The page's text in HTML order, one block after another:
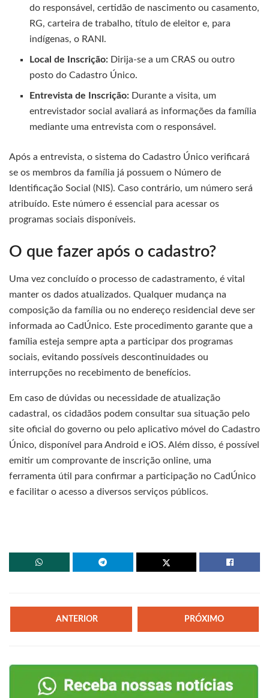
do responsável, certidão de nascimento ou casamento,
RG, carteira de trabalho, título de eleitor e, para
indígenas, o RANI.
Local de Inscrição: Dirija-se a um CRAS ou outro
posto do Cadastro Único.
Entrevista de Inscrição: Durante a visita, um
entrevistador social avaliará as informações da família
mediante uma entrevista com o responsável.
Após a entrevista, o sistema do Cadastro Único verificará
se os membros da família já possuem o Número de
Identificação Social (NIS). Caso contrário, um número será
atribuído. Este número é essencial para acessar os
programas sociais disponíveis.
O que fazer após o cadastro?
Uma vez concluído o processo de cadastramento, é vital
manter os dados atualizados. Qualquer mudança na
composição da família ou no endereço residencial deve ser
informada ao CadÚnico. Este procedimento garante que a
família esteja sempre apta a participar dos programas
sociais, evitando possíveis descontinuidades ou
interrupções no recebimento de benefícios.
Em caso de dúvidas ou necessidade de atualização
cadastral, os cidadãos podem consultar sua situação pelo
site oficial do governo ou pelo aplicativo móvel do Cadastro
Único, disponível para Android e iOS. Além disso, é possível
emitir um comprovante de inscrição online, uma
ferramenta útil para confirmar a participação no CadÚnico
e facilitar o acesso a diversos serviços públicos.
ANTERIOR PRÓXIMO